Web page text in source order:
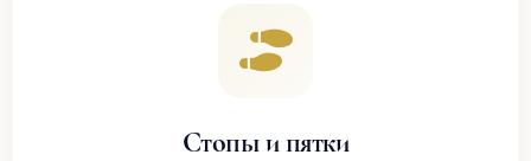
Стопы и пятки